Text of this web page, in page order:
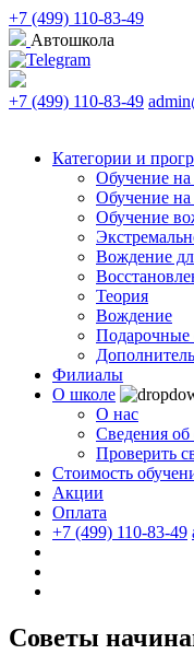
+7 (499) 110-83-49
Автошкола
+7 (499) 110-83-49
Категории и
Обучение
Обучение
Обучение
Вождение
Теория
Вождение
Подарочные
Филиалы
О школе
О нас
Сведения об
Проверить
Стоимость
Акции
Оплата
+7 (499) 110-83-49
Советы